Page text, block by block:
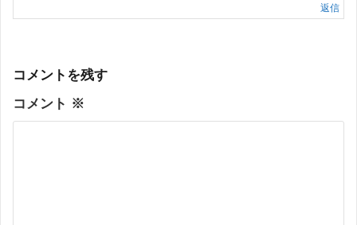
返信
コメントを残す
コメント ※